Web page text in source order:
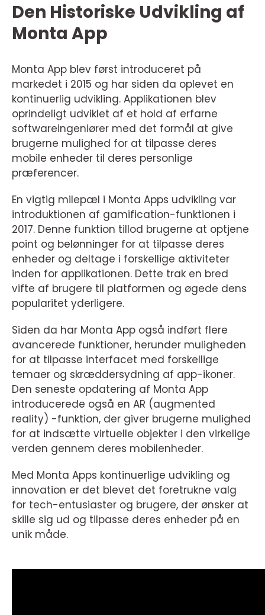
Den Historiske Udvikling af
Monta App
Monta App blev først introduceret på
markedet i 2015 og har siden da oplevet en
kontinuerlig udvikling. Applikationen blev
oprindeligt udviklet af et hold af erfarne
softwareingeniører med det formål at give
brugerne mulighed for at tilpasse deres
mobile enheder til deres personlige
præferencer.
En vigtig milepæl i Monta Apps udvikling var
introduktionen af gamification-funktionen i
2017. Denne funktion tillod brugerne at optjene
point og belønninger for at tilpasse deres
enheder og deltage i forskellige aktiviteter
inden for applikationen. Dette trak en bred
vifte af brugere til platformen og øgede dens
popularitet yderligere.
Siden da har Monta App også indført flere
avancerede funktioner, herunder muligheden
for at tilpasse interfacet med forskellige
temaer og skræddersydning af app-ikoner.
Den seneste opdatering af Monta App
introducerede også en AR (augmented
reality) -funktion, der giver brugerne mulighed
for at indsætte virtuelle objekter i den virkelige
verden gennem deres mobilenheder.
Med Monta Apps kontinuerlige udvikling og
innovation er det blevet det foretrukne valg
for tech-entusiaster og brugere, der ønsker at
skille sig ud og tilpasse deres enheder på en
unik måde.